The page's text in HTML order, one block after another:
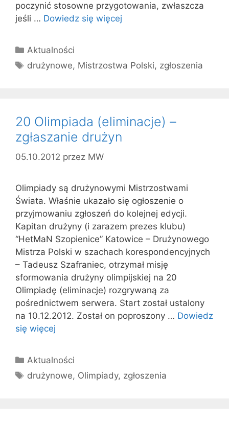
poczynić stosowne przygotowania, zwłaszcza
jeśli … Dowiedz się więcej
Kategorie
Aktualności
Tagi
drużynowe, Mistrzostwa Polski, zgłoszenia
20 Olimpiada (eliminacje) –
zgłaszanie drużyn
05.10.2012 przez MW
Olimpiady są drużynowymi Mistrzostwami
Świata. Właśnie ukazało się ogłoszenie o
przyjmowaniu zgłoszeń do kolejnej edycji.
Kapitan drużyny (i zarazem prezes klubu)
“HetMaN Szopienice” Katowice – Drużynowego
Mistrza Polski w szachach korespondencyjnych
– Tadeusz Szafraniec, otrzymał misję
sformowania drużyny olimpijskiej na 20
Olimpiadę (eliminacje) rozgrywaną za
pośrednictwem serwera. Start został ustalony
na 10.12.2012. Został on poproszony … Dowiedz
się więcej
Kategorie
Aktualności
Tagi
drużynowe, Olimpiady, zgłoszenia